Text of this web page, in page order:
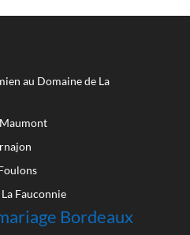
au Domaine de La
Fauconnie
Bordeaux